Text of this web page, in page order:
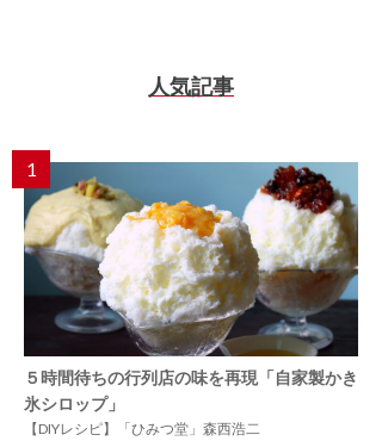
人気記事
1
５時間待ちの行列店の味を再現「自家製かき
氷シロップ」
【DIYレシピ】「ひみつ堂」森西浩二